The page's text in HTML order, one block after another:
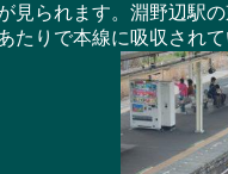
見られます。淵野辺駅
たりで本線に吸収されて